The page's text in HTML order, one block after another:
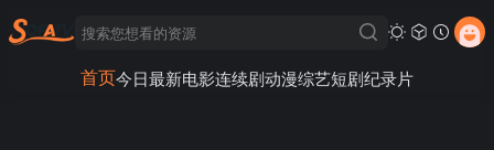
首页今日最新电影连续剧动漫综艺短剧纪录片